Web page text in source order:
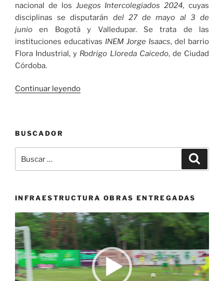
nacional de los Juegos Intercolegiados 2024, cuyas
disciplinas se disputarán del 27 de mayo al 3 de
junio en Bogotá y Valledupar. Se trata de las
instituciones educativas INEM Jorge Isaacs, del barrio
Flora Industrial, y Rodrigo Lloreda Caicedo, de Ciudad
Córdoba.
Continuar leyendo«Cali
la
nacional
los Juegos
2024,»
BUSCADOR
por:
INFRAESTRUCTURA OBRAS ENTREGADAS
Reproductor
de
vídeo